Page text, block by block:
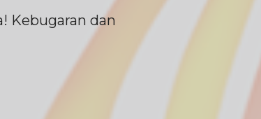
Kebugaran dan